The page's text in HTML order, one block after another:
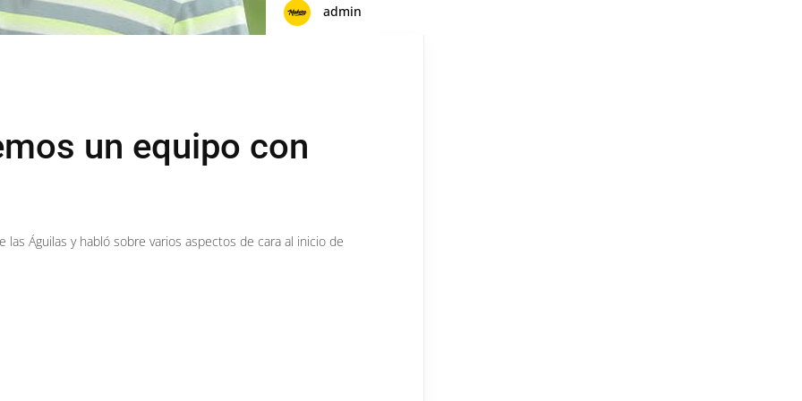
admin
un equipo con
Águilas y habló sobre varios aspectos de cara al inicio de